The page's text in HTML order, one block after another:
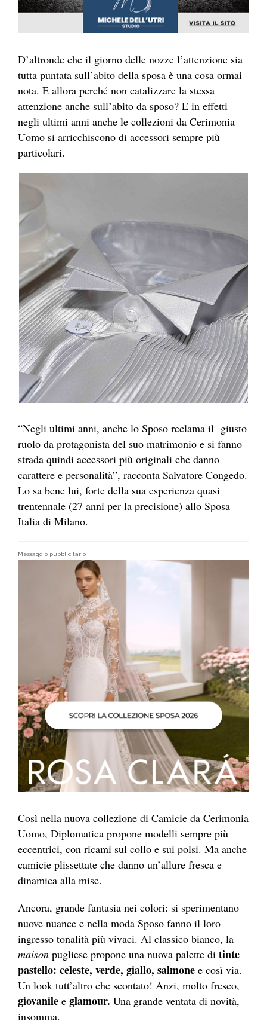
D’altronde che il giorno delle nozze l’attenzione sia
tutta puntata sull’abito della sposa è una cosa ormai
nota. E allora perché non catalizzare la stessa
attenzione anche sull’abito da sposo? E in effetti
negli ultimi anni anche le collezioni da Cerimonia
Uomo si arricchiscono di accessori sempre più
particolari.
“Negli ultimi anni, anche lo Sposo reclama il giusto
ruolo da protagonista del suo matrimonio e si fanno
strada quindi accessori più originali che danno
carattere e personalità”, racconta Salvatore Congedo.
Lo sa bene lui, forte della sua esperienza quasi
trentennale (27 anni per la precisione) allo Sposa
Italia di Milano.
Messaggio pubblicitario
Così nella nuova collezione di Camicie da Cerimonia
Uomo, Diplomatica propone modelli sempre più
eccentrici, con ricami sul collo e sui polsi. Ma anche
camicie plissettate che danno un’allure fresca e
dinamica alla mise.
Ancora, grande fantasia nei colori: si sperimentano
nuove nuance e nella moda Sposo fanno il loro
ingresso tonalità più vivaci. Al classico bianco, la
maison pugliese propone una nuova palette di tinte
pastello: celeste, verde, giallo, salmone e così via.
Un look tutt’altro che scontato! Anzi, molto fresco,
giovanile e glamour. Una grande ventata di novità,
insomma.